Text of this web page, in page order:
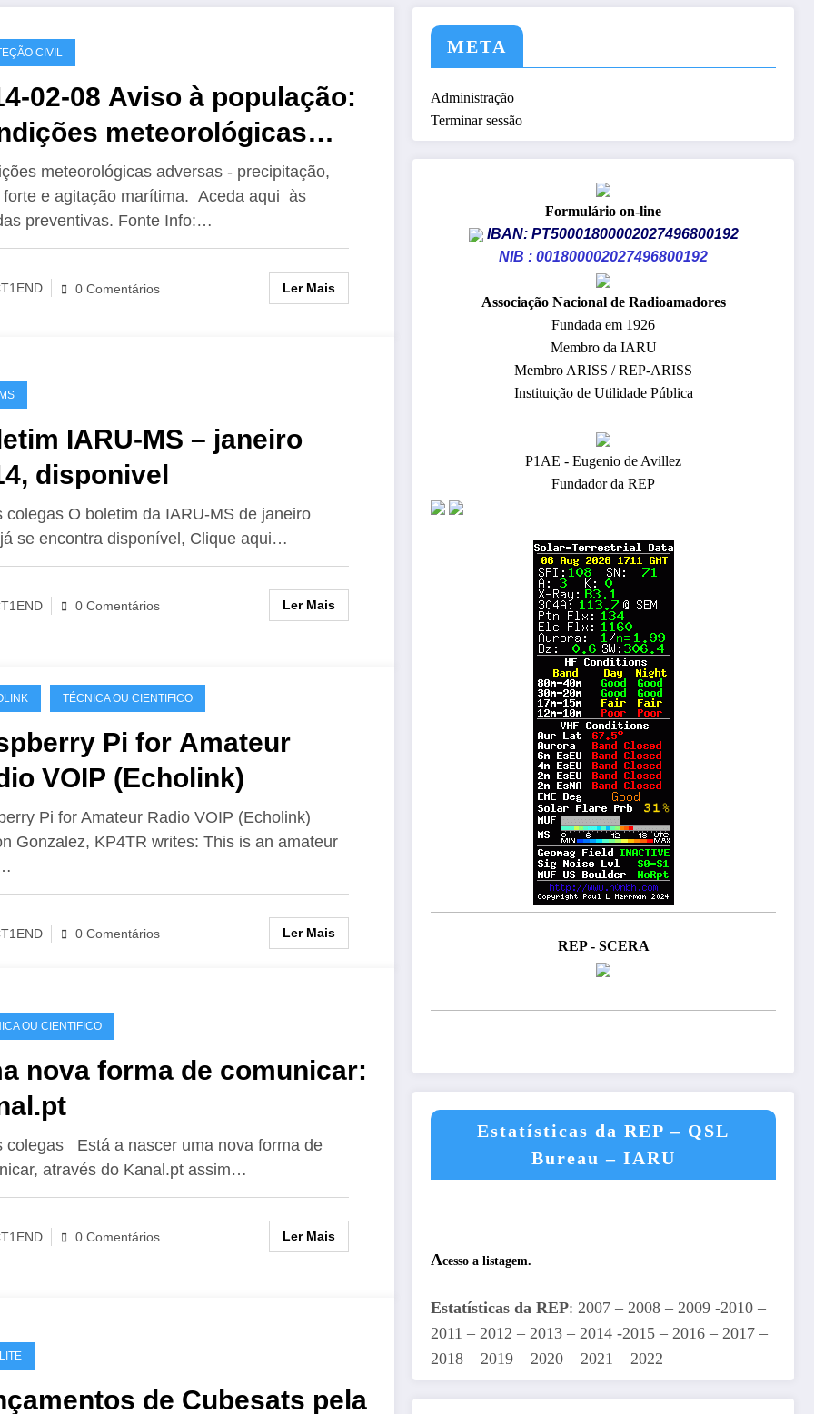
CIVIL
02-08 Aviso à população:
meteorológicas
meteorológicas adversas - precipitação,
forte e agitação marítima. Aceda aqui às
preventivas. Fonte Info:…
0 Comentários Ler Mais
IARU-MS – janeiro
disponivel
colegas O boletim da IARU-MS de janeiro
se encontra disponível, Clique aqui…
0 Comentários Ler Mais
TÉCNICA OU CIENTIFICO
Pi for Amateur
VOIP (Echolink)
Pi for Amateur Radio VOIP (Echolink)
Gonzalez, KP4TR writes: This is an amateur
0 Comentários Ler Mais
OU CIENTIFICO
nova forma de comunicar:
colegas Está a nascer uma nova forma de
através do Kanal.pt assim…
0 Comentários Ler Mais
de Cubesats pela
META
Administração
Terminar sessão
Formulário on-line
IBAN: PT50001800002027496800192
NIB : 001800002027496800192
​Associação Nacional de Radioamadores
Fundada em 1926
Membro da IARU
Membro ARISS / REP-ARISS
Instituição de Utilidade Pública
P1AE - Eugenio de Avillez
Fundador da REP
REP - SCERA
Estatísticas da REP – QSL
Bureau – IARU
Acesso a listagem.
Estatísticas da REP: 2007 – 2008 – 2009 -2010 –
2011 – 2012 – 2013 – 2014 -2015 – 2016 – 2017 –
2018 – 2019 – 2020 – 2021 – 2022